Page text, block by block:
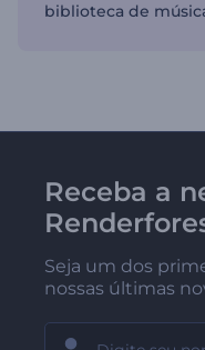
biblioteca de
Receba a
Seja um dos
nossas últimas